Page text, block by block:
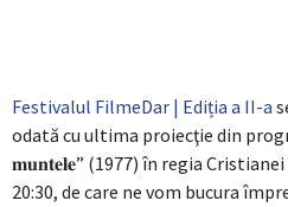
Festivalul FilmeDar | Ediția a II-a
odată cu ultima proiecţie din
𝐦𝐮𝐧𝐭𝐞𝐥𝐞” (1977) în regia
20:30, de care ne vom bucura